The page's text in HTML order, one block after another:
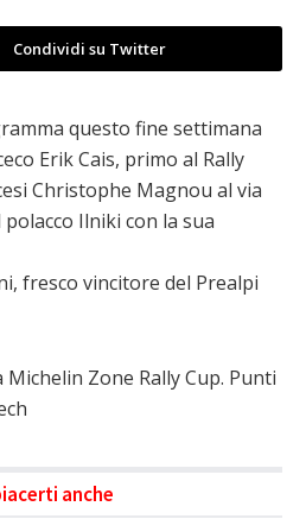
Condividi su Twitter
questo fine settimana
Erik Cais, primo al Rally
Christophe Magnou al via
Ilniki con la sua
fresco vincitore del Prealpi
Zone Rally Cup. Punti
anche